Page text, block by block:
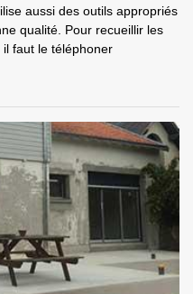
aussi des outils appropriés
qualité. Pour recueillir les
faut le téléphoner